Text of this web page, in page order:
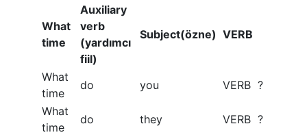
What
time
Auxiliary
verb
(yardımcı
fiil)
Subject(özne) VERB
What
time
do you
VERB ?
What
time
do they
VERB ?